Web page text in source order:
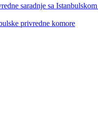
saradnje sa
privredne komore